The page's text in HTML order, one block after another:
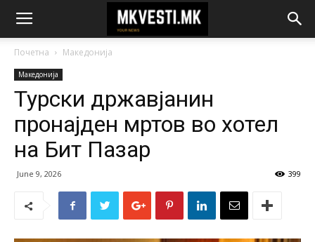
Почетна Македонија
Македонија
Турски државјанин
пронајден мртов во хотел
на Бит Пазар
June 9, 2026 399